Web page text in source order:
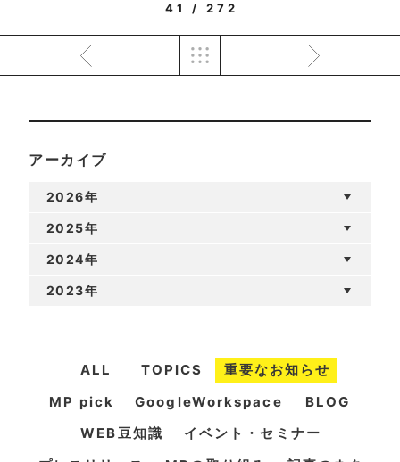
41 / 272
アーカイブ
2026年
2025年
2024年
2023年
ALL TOPICS
重要なお知らせ
MP pick
GoogleWorkspace
BLOG
WEB豆知識
イベント・セミナー